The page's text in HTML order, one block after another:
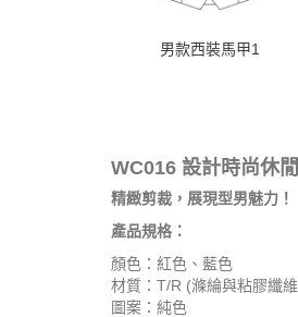
男款西裝馬甲1
WC016 設計時尚休
精緻剪裁，展現型男魅力！
產品規格：
顏色：紅色、藍色
材質：T/R (滌綸與粘膠纖
圖案：純色